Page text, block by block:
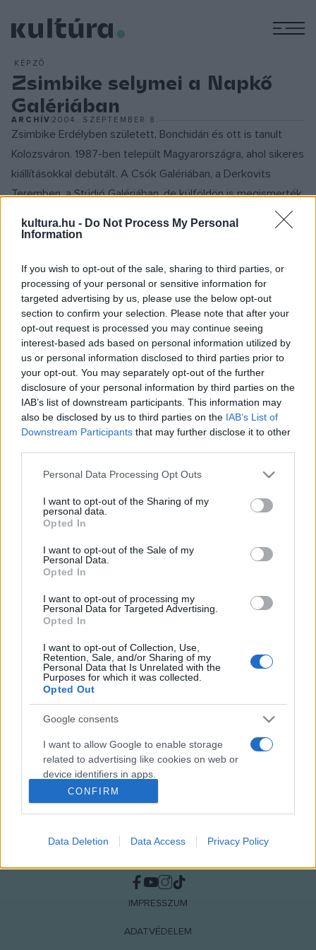
kultura.hu - Do Not Process My Personal
Information
If you wish to opt-out of the sale, sharing to third parties, or
processing of your personal or sensitive information for
targeted advertising by us, please use the below opt-out
section to confirm your selection. Please note that after your
opt-out request is processed you may continue seeing
interest-based ads based on personal information utilized by
us or personal information disclosed to third parties prior to
your opt-out. You may separately opt-out of the further
disclosure of your personal information by third parties on the
IAB’s list of downstream participants. This information may
also be disclosed by us to third parties on the IAB’s List of
Downstream Participants that may further disclose it to other
Please note that this website/app uses one or more Google
not limited to your visit or usage behaviour. You may click to
grant or deny consent to Google and its third-party tags to
use your data for below specified purposes in below Google
consent section.
Personal Data Processing Opt Outs
I want to opt-out of the Sharing of my
personal data.
Opted In
I want to opt-out of the Sale of my
Personal Data.
Opted In
I want to opt-out of processing my
Personal Data for Targeted Advertising.
Opted In
I want to opt-out of Collection, Use,
Retention, Sale, and/or Sharing of my
Personal Data that Is Unrelated with the
Purposes for which it was collected.
Opted Out
Google consents
I want to allow Google to enable storage
related to advertising like cookies on web or
device identifiers in apps.
I want to allow my user data to be sent to
Google for online advertising purposes.
I want to allow Google to send me
I want to allow Google to enable storage
related to analytics like cookies on web or
CONFIRM
Data Deletion Data Access Privacy Policy
KÉPZŐ
Zsimbike selymei a Napkő
Galériában
ARCHÍV2004. SZEPTEMBER 8.
Zsimbike Erdélyben született, Bonchidán és ott is tanult
Kolozsváron. 1987-ben települt Magyarországra, ahol sikeres
kiállításokkal debütált. A Csók Galériában, a Derkovits
Teremben, a Stúdió Galériában, de külföldön is megismerték
képeit. Kiállított Angliába, Amerikában, Franciaországban,
Svédországban, Japánba és még számos helyen a világban.
módszerrel készíti, de nem csak a selyemfestési
technikában, hanem sajátos ábrázolásában tűnik ki a
megszokottól eltérő látásmódja. Képein láthatóak az
Erdélyben beléivódott motívumok, a kismadarak, a virágok, a
fák és a természet, de ezek mégis maiak és jó ízléssel,
kedvesen egyszerűek. Pasztell színeivel minden mű
visszafogott, szinte halk és elegáns. A motívumok
ábrázolásakor szétárad a szeretet, mindenütt kedvesség,
tiszta egyszerű formák, és világosság. Az tud ilyet festeni,
aki az embereket és a természetet is úgy szereti, mint a
selymet, amelynek megfestésével tükrözi, az alkotóművész
kolozsvári Szentkirályi Aladár zeneművésszel, sajátos
egyedi zenés képeket alkotnak együtt, a zene és a
festészet találkozása ez a kifejezési forma. Közös
előadásaik itthon és Európában láthatóak, hallhatóak. A
Vajda Ildikó ARTNET
MEGOSZTÁS
IMPRESSZUM
ADATVÉDELEM